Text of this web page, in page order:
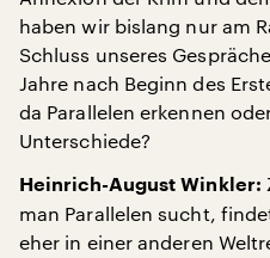
haben wir bislang nur am
Schluss unseres
Jahre nach Beginn des
da Parallelen erkennen
Unterschiede?
Heinrich-August Winkler:
man Parallelen sucht,
eher in einer anderen